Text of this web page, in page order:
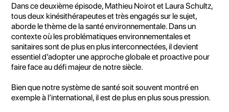
Dans ce deuxième épisode, Mathieu Noirot et Laura Schultz,
tous deux kinésithérapeutes et très engagés sur le sujet,
aborde le thème de la santé environnementale. Dans un
contexte où les problématiques environnementales et
sanitaires sont de plus en plus interconnectées, il devient
essentiel d’adopter une approche globale et proactive pour
faire face au défi majeur de notre siècle.
Bien que notre système de santé soit souvent montré en
exemple à l’international, il est de plus en plus sous pression.